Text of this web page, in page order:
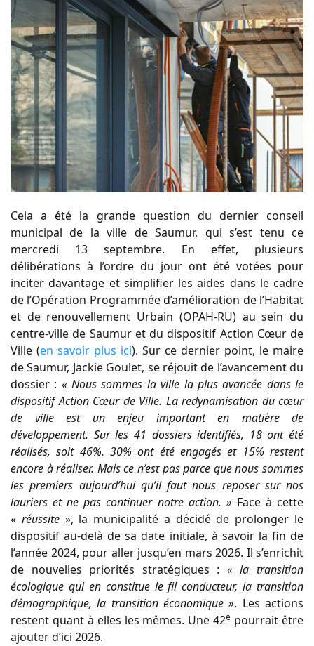
Cela a été la grande question du dernier conseil
municipal de la ville de Saumur, qui s’est tenu ce
mercredi 13 septembre. En effet, plusieurs
délibérations à l’ordre du jour ont été votées pour
inciter davantage et simplifier les aides dans le cadre
de l’Opération Programmée d’amélioration de l’Habitat
et de renouvellement Urbain (OPAH-RU) au sein du
centre-ville de Saumur et du dispositif Action Cœur de
Ville (en savoir plus ici). Sur ce dernier point, le maire
de Saumur, Jackie Goulet, se réjouit de l’avancement du
dossier : « Nous sommes la ville la plus avancée dans le
dispositif Action Cœur de Ville. La redynamisation du cœur
de ville est un enjeu important en matière de
développement. Sur les 41 dossiers identifiés, 18 ont été
réalisés, soit 46%. 30% ont été engagés et 15% restent
encore à réaliser. Mais ce n’est pas parce que nous sommes
les premiers aujourd’hui qu’il faut nous reposer sur nos
lauriers et ne pas continuer notre action. » Face à cette
« réussite», la municipalité a décidé de prolonger le
dispositif au-delà de sa date initiale, à savoir la fin de
l’année 2024, pour aller jusqu’en mars 2026. Il s’enrichit
de nouvelles priorités stratégiques : « la transition
écologique qui en constitue le fil conducteur, la transition
démographique, la transition économique ». Les actions
restent quant à elles les mêmes. Une 42e pourrait être
ajouter d’ici 2026.